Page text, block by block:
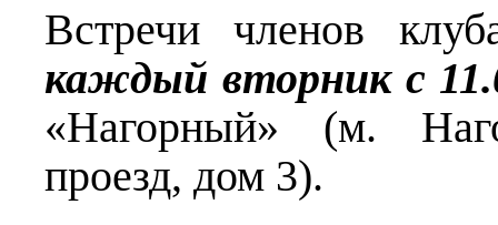
Встречи членов
каждый вторник с
«Нагорный» (м.
проезд, дом 3).